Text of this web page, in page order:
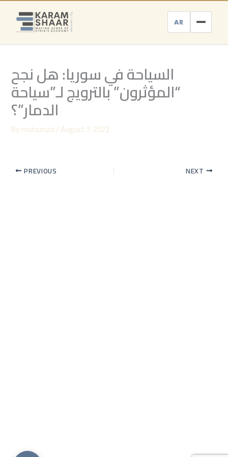
Skip
content
AR
السياحة في سوريا: هل نجح
“المؤثرون” بالترويج لـ”سياحة
الدمار”؟
Bymohamad/August 7, 2022
PREVIOUS NEXT